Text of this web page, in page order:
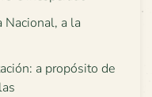
Nacional, a la
a propósito de